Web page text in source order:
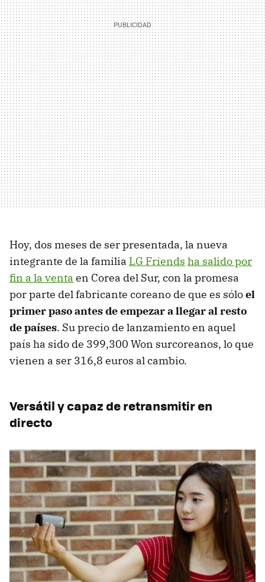
Hoy, dos meses de ser presentada, la nueva
integrante de la familia LG Friends ha salido por
fin a la venta en Corea del Sur, con la promesa
por parte del fabricante coreano de que es sóloel
primer paso antes de empezar a llegar al resto
de países. Su precio de lanzamiento en aquel
país ha sido de 399,300 Won surcoreanos, lo que
vienen a ser 316,8 euros al cambio.
Versátil y capaz de retransmitir en
directo